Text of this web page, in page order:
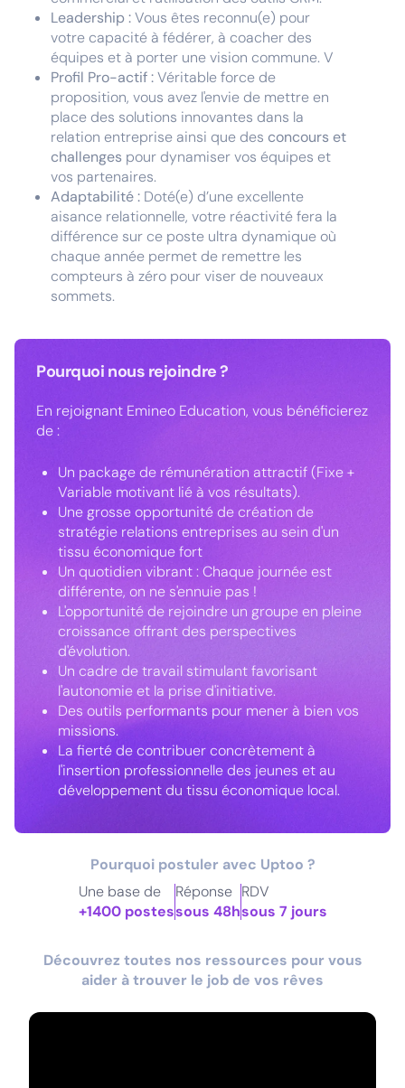
Leadership :Vous êtes reconnu(e) pour
votre capacité à fédérer, à coacher des
équipes et à porter une vision commune. V
Profil Pro-actif :Véritable force de
proposition, vous avez l'envie de mettre en
place des solutions innovantes dans la
relation entreprise ainsi que des concours et
challenges pour dynamiser vos équipes et
vos partenaires.
Adaptabilité : Doté(e) d’une excellente
aisance relationnelle, votre réactivité fera la
différence sur ce poste ultra dynamique où
chaque année permet de remettre les
compteurs à zéro pour viser de nouveaux
sommets.
Pourquoi nous rejoindre ?
En rejoignant Emineo Education, vous bénéficierez
de :
Un package de rémunération attractif (Fixe +
Variable motivant lié à vos résultats).
Une grosse opportunité de création de
stratégie relations entreprises au sein d'un
tissu économique fort
Un quotidien vibrant : Chaque journée est
différente, on ne s'ennuie pas !
L'opportunité de rejoindre un groupe en pleine
croissance offrant des perspectives
d'évolution.
Un cadre de travail stimulant favorisant
l'autonomie et la prise d'initiative.
Des outils performants pour mener à bien vos
missions.
La fierté de contribuer concrètement à
l'insertion professionnelle des jeunes et au
développement du tissu économique local.
Pourquoi postuler avec Uptoo ?
Une base de
+1400 postes
Réponse
sous 48h
RDV
sous 7 jours
Découvrez toutes nos ressources pour vous
aider à trouver le job de vos rêves